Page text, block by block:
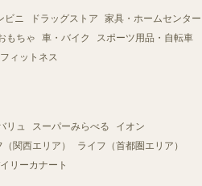
ビニ ドラッグストア
家具・ホームセンター
もちゃ 車・バイク
スポーツ用品・自転車
ィットネス
リュ スーパーみらべる
イオン
関西エリア）
ライフ（首都圏エリア）
リーカナート